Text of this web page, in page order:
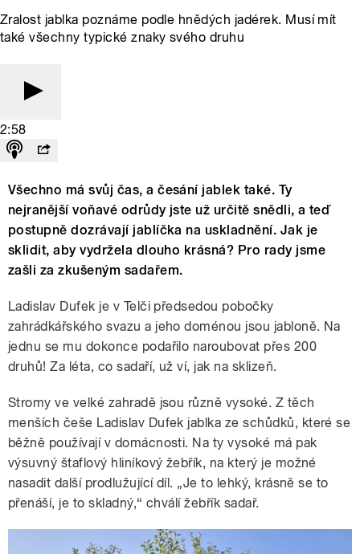
Zralost jablka poznáme podle hnědých jadérek. Musí mít
také všechny typické znaky svého druhu
2:58
Všechno má svůj čas, a česání jablek také. Ty
nejranější voňavé odrůdy jste už určitě snědli, a teď
postupně dozrávají jablíčka na uskladnění. Jak je
sklidit, aby vydržela dlouho krásná? Pro rady jsme
zašli za zkušeným sadařem.
Ladislav Dufek je v Telči předsedou pobočky
zahrádkářského svazu a jeho doménou jsou jabloně. Na
jednu se mu dokonce podařilo naroubovat přes 200
druhů! Za léta, co sadaří, už ví, jak na sklizeň.
Stromy ve velké zahradě jsou různě vysoké. Z těch
menších češe Ladislav Dufek jablka ze schůdků, které se
běžně používají v domácnosti. Na ty vysoké má pak
výsuvný štaflový hliníkový žebřík, na který je možné
nasadit další prodlužující díl. „Je to lehký, krásně se to
přenáší, je to skladný,“ chválí žebřík sadař.